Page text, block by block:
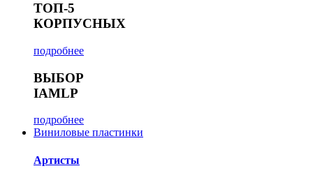
ТОП-5
КОРПУСНЫХ
подробнее
ВЫБОР
IAMLP
подробнее
Виниловые пластинки
Артисты